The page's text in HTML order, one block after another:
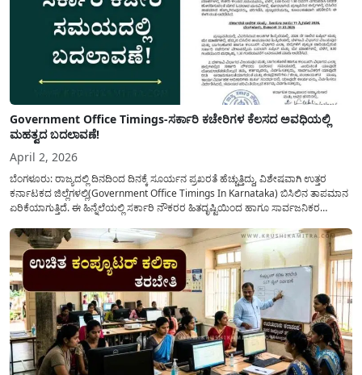
Government Office Timings-ಸರ್ಕಾರಿ ಕಚೇರಿಗಳ ಕೆಲಸದ ಅವಧಿಯಲ್ಲಿ
ಮಹತ್ವದ ಬದಲಾವಣೆ!
April 2, 2026
ಬೆಂಗಳೂರು: ರಾಜ್ಯದಲ್ಲಿ ದಿನದಿಂದ ದಿನಕ್ಕೆ ಸೂರ್ಯನ ಪ್ರಖರತೆ ಹೆಚ್ಚುತ್ತಿದ್ದು, ವಿಶೇಷವಾಗಿ ಉತ್ತರ
ಕರ್ನಾಟಕದ ಜಿಲ್ಲೆಗಳಲ್ಲಿ(Government Office Timings In Karnataka) ಬಿಸಿಲಿನ ತಾಪಮಾನ
ಏರಿಕೆಯಾಗುತ್ತಿದೆ. ಈ ಹಿನ್ನೆಲೆಯಲ್ಲಿ ಸರ್ಕಾರಿ ನೌಕರರ ಹಿತದೃಷ್ಟಿಯಿಂದ ಹಾಗೂ ಸಾರ್ವಜನಿಕರ
ಮತ್ತು ಕಲ್ಯಾಣ ಕರ್ನಾಟಕದ ಒಟ್ಟು 9 ಜಿಲ್ಲೆಗಳಲ್ಲಿ ಏಪ್ರಿಲ್...